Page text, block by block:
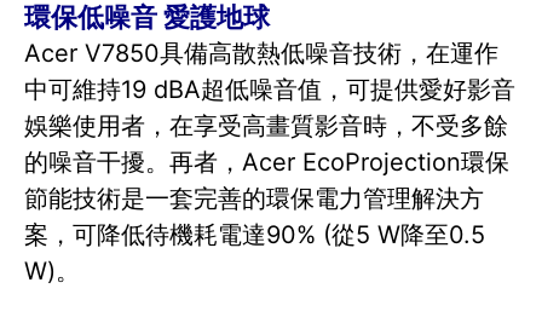
環保低噪音 愛護地球
Acer V7850具備高散熱低噪音技術，在運作
中可維持19 dBA超低噪音值，可提供愛好影音
娛樂使用者，在享受高畫質影音時，不受多餘
的噪音干擾。再者，Acer EcoProjection環保
節能技術是一套完善的環保電力管理解決方
案，可降低待機耗電達90% (從5 W降至0.5
W)。